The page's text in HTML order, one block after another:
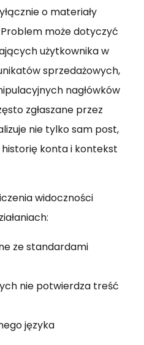
o materiały
może dotyczyć
użytkownika w
sprzedażowych,
nagłówków
zgłaszane przez
nie tylko sam post,
konta i kontekst
widoczności
ze standardami
nie potwierdza treść
języka